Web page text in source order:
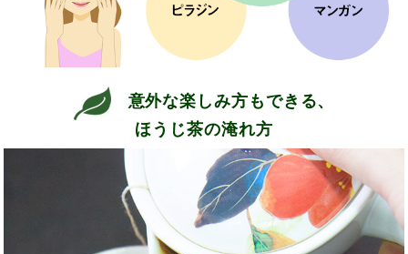
意外な楽しみ方もできる、
ほうじ茶の淹れ方